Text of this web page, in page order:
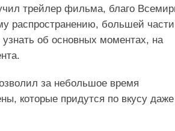
трейлер фильма, благо
распространению, большей части
об основных моментах, на
за небольшое время
которые придутся по вкусу даже